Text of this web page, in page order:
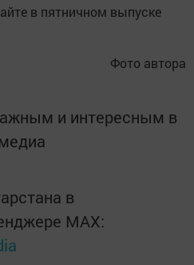
в пятничном выпуске
Фото автора
и интересным в
в
MАХ: